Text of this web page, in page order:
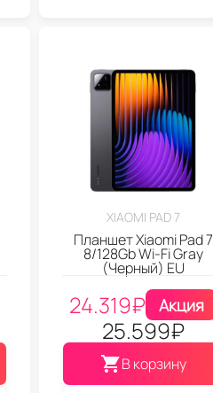
XIAOMI PAD 7
Планшет Xiaomi Pad 7
8/128Gb Wi-Fi Gray
(Черный) EU
24.319₽ Акция
25.599₽
В корзину